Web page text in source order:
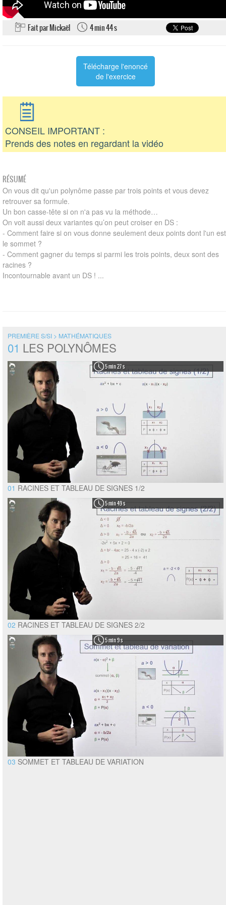
Fait par Mickaël 4 min 44 s
Télécharge l'enoncé
de l'exercice
CONSEIL IMPORTANT :
Prends des notes en regardant la vidéo
RÉSUMÉ
On vous dit qu'un polynôme passe par trois points et vous devez
retrouver sa formule.
Un bon casse-tête si on n'a pas vu la méthode…
On voit aussi deux variantes qu’on peut croiser en DS :
- Comment faire si on vous donne seulement deux points dont l'un est
le sommet ?
- Comment gagner du temps si parmi les trois points, deux sont des
racines ?
Incontournable avant un DS ! ...
PREMIÈRE S/SI > MATHÉMATIQUES
01 LES POLYNÔMES
5 min 27 s
01 RACINES ET TABLEAU DE SIGNES 1/2
5 min 49 s
02 RACINES ET TABLEAU DE SIGNES 2/2
5 min 9 s
03 SOMMET ET TABLEAU DE VARIATION